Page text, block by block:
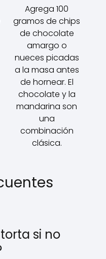
Agrega 100
gramos de chips
de chocolate
amargo o
nueces picadas
a la masa antes
de hornear. El
chocolate y la
mandarina son
una
combinación
clásica.
si no